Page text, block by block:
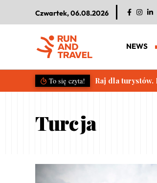
Czwartek, 06.08.2026
NEWS
To się czyta! Raj dla turystów.
Turcja